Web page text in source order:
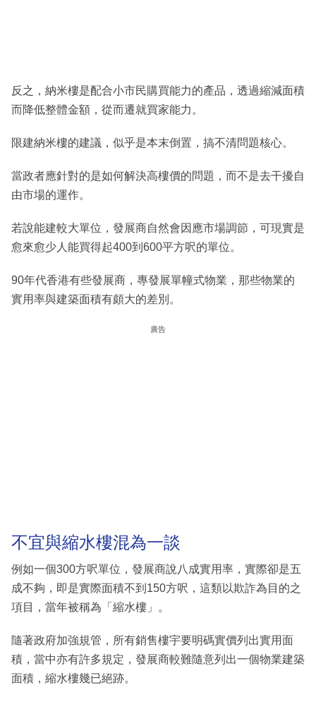
反之，納米樓是配合小市民購買能力的產品，透過縮減面積
而降低整體金額，從而遷就買家能力。
限建納米樓的建議，似乎是本末倒置，搞不清問題核心。
當政者應針對的是如何解決高樓價的問題，而不是去干擾自
由市場的運作。
若說能建較大單位，發展商自然會因應市場調節，可現實是
愈來愈少人能買得起400到600平方呎的單位。
90年代香港有些發展商，專發展單幢式物業，那些物業的
實用率與建築面積有頗大的差別。
廣告
不宜與縮水樓混為一談
例如一個300方呎單位，發展商說八成實用率，實際卻是五
成不夠，即是實際面積不到150方呎，這類以欺詐為目的之
項目，當年被稱為「縮水樓」。
隨著政府加強規管，所有銷售樓宇要明碼實價列出實用面
積，當中亦有許多規定，發展商較難隨意列出一個物業建築
面積，縮水樓幾已絕跡。